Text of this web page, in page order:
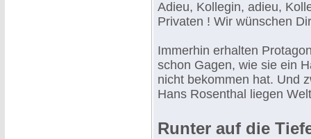
Adieu, Kollegin, adieu,
Privaten ! Wir wünschen
Immerhin erhalten
schon Gagen, wie sie ein
nicht bekommen hat. Und
Hans Rosenthal liegen
Runter auf die